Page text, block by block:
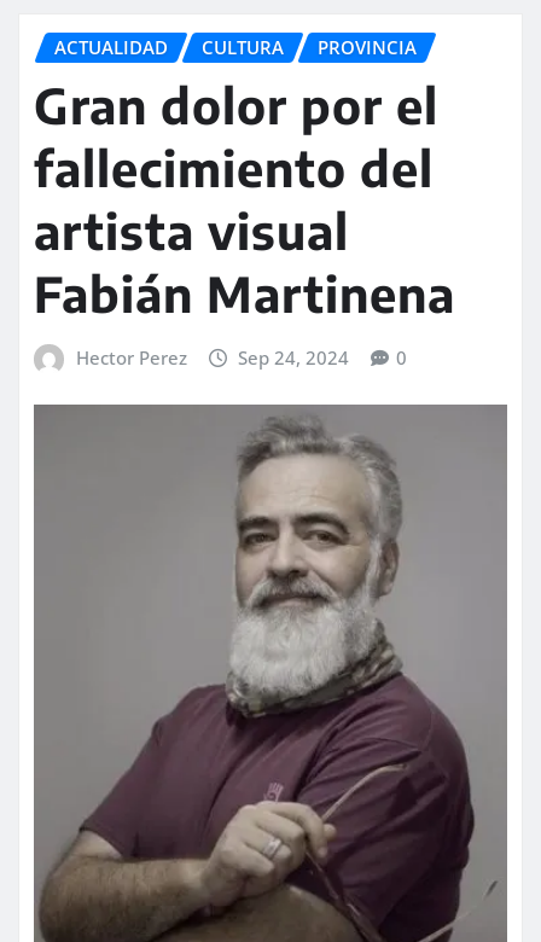
ACTUALIDAD CULTURA PROVINCIA
Gran dolor por el
fallecimiento del
artista visual
Fabián Martinena
Hector Perez Sep 24, 2024 0